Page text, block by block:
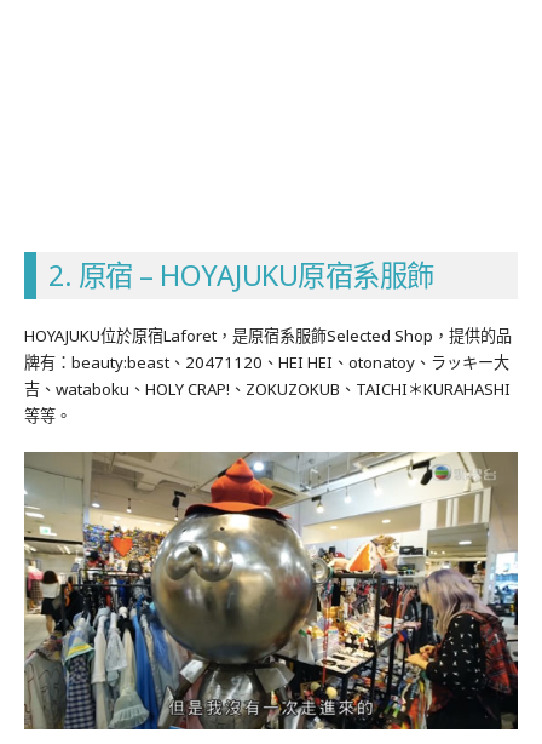
2. 原宿 – HOYAJUKU原宿系服飾
HOYAJUKU位於原宿Laforet，是原宿系服飾Selected Shop，提供的品
牌有：beauty:beast、20471120、HEI HEI、otonatoy、ラッキー大
吉、wataboku、HOLY CRAP!、ZOKUZOKUB、TAICHI＊KURAHASHI
等等。